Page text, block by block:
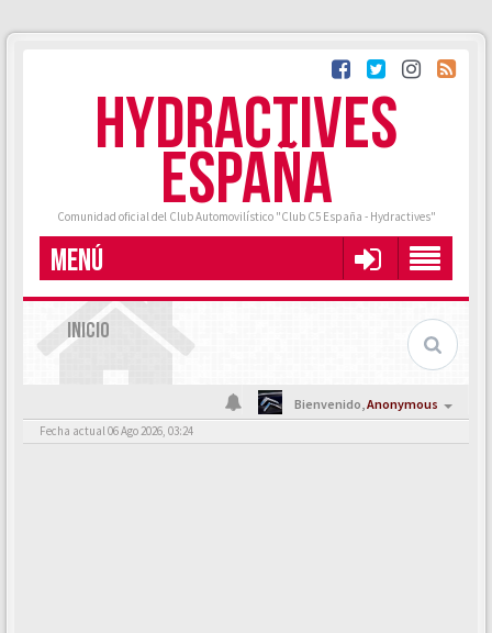
HYDRACTIVES
ESPAÑA
Comunidad oficial del Club Automovilístico "Club C5 España - Hydractives"
MENÚ
INICIO
Bienvenido,Anonymous
Fecha actual 06 Ago 2026, 03:24